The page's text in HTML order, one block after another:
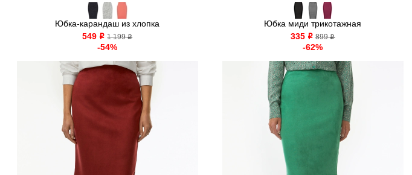
Юбка-карандаш из хлопка
549 o 1 199o
-54%
Юбка миди трикотажная
335 o 899o
-62%